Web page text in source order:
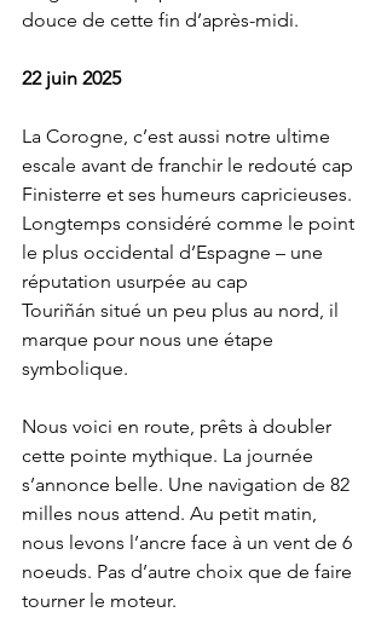
douce de cette fin d’après-midi.
22 juin 2025
La Corogne, c’est aussi notre ultime
escale avant de franchir le redouté cap
Finisterre et ses humeurs capricieuses.
Longtemps considéré comme le point
le plus occidental d’Espagne – une
réputation usurpée au cap
Touriñán situé un peu plus au nord, il
marque pour nous une étape
symbolique.
Nous voici en route, prêts à doubler
cette pointe mythique. La journée
s’annonce belle. Une navigation de 82
milles nous attend. Au petit matin,
nous levons l’ancre face à un vent de 6
noeuds. Pas d’autre choix que de faire
tourner le moteur.